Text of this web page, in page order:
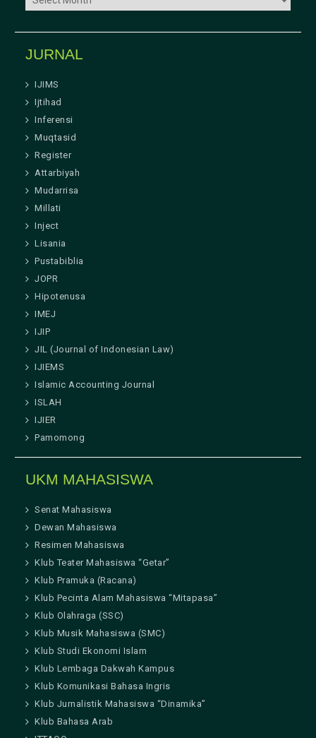
JURNAL
IJIMS
Ijtihad
Inferensi
Muqtasid
Register
Attarbiyah
Mudarrisa
Millati
Inject
Lisania
Pustabiblia
JOPR
Hipotenusa
IMEJ
IJIP
JIL (Journal of Indonesian Law)
IJIEMS
Islamic Accounting Journal
ISLAH
IJIER
Pamomong
UKM MAHASISWA
Senat Mahasiswa
Dewan Mahasiswa
Resimen Mahasiswa
Klub Teater Mahasiswa “Getar”
Klub Pramuka (Racana)
Klub Pecinta Alam Mahasiswa “Mitapasa”
Klub Olahraga (SSC)
Klub Musik Mahasiswa (SMC)
Klub Studi Ekonomi Islam
Klub Lembaga Dakwah Kampus
Klub Komunikasi Bahasa Ingris
Klub Jurnalistik Mahasiswa “Dinamika”
Klub Bahasa Arab